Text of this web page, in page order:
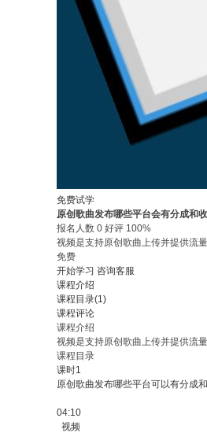
免费试学
原创歌曲发布哪些平台会有分成和
报名人数 0 好评 100%
视频是支持原创歌曲上传并提供流
免费
开始学习 咨询客服
课程介绍
课程目录(1)
课程评论
课程介绍
视频是支持原创歌曲上传并提供流
课程目录
课时1
原创歌曲发布哪些平台可以有分成
04:10
视频